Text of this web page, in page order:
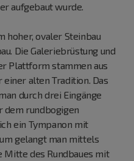
aufgebaut wurde.
hoher, ovaler Steinbau
Die Galeriebrüstung und
Plattform stammen aus
einer alten Tradition. Das
durch drei Eingänge
dem rundbogigen
ein Tympanon mit
gelangt man mittels
Mitte des Rundbaues mit